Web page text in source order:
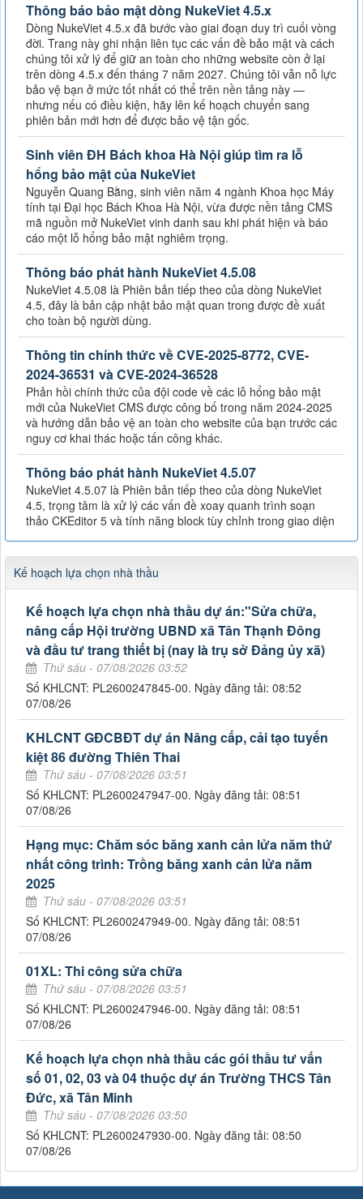
Thông báo bảo mật dòng NukeViet 4.5.x
Dòng NukeViet 4.5.x đã bước vào giai đoạn duy trì cuối vòng
đời. Trang này ghi nhận liên tục các vấn đề bảo mật và cách
chúng tôi xử lý để giữ an toàn cho những website còn ở lại
trên dòng 4.5.x đến tháng 7 năm 2027. Chúng tôi vẫn nỗ lực
bảo vệ bạn ở mức tốt nhất có thể trên nền tảng này —
nhưng nếu có điều kiện, hãy lên kế hoạch chuyển sang
phiên bản mới hơn để được bảo vệ tận gốc.
Sinh viên ĐH Bách khoa Hà Nội giúp tìm ra lỗ
hổng bảo mật của NukeViet
Nguyễn Quang Bằng, sinh viên năm 4 ngành Khoa học Máy
tính tại Đại học Bách Khoa Hà Nội, vừa được nền tảng CMS
mã nguồn mở NukeViet vinh danh sau khi phát hiện và báo
cáo một lỗ hổng bảo mật nghiêm trọng.
Thông báo phát hành NukeViet 4.5.08
NukeViet 4.5.08 là Phiên bản tiếp theo của dòng NukeViet
4.5, đây là bản cập nhật bảo mật quan trong được đề xuất
cho toàn bộ người dùng.
Thông tin chính thức về CVE-2025-8772, CVE-
2024-36531 và CVE-2024-36528
Phản hồi chính thức của đội code về các lỗ hổng bảo mật
mới của NukeViet CMS được công bố trong năm 2024-2025
và hướng dẫn bảo vệ an toàn cho website của bạn trước các
nguy cơ khai thác hoặc tấn công khác.
Thông báo phát hành NukeViet 4.5.07
NukeViet 4.5.07 là Phiên bản tiếp theo của dòng NukeViet
4.5, trọng tâm là xử lý các vấn đề xoay quanh trình soạn
thảo CKEditor 5 và tính năng block tùy chỉnh trong giao diện
Kế hoạch lựa chọn nhà thầu
Kế hoạch lựa chọn nhà thầu dự án:"Sửa chữa,
nâng cấp Hội trường UBND xã Tân Thạnh Đông
và đầu tư trang thiết bị (nay là trụ sở Đảng ủy xã)
Thứ sáu - 07/08/2026 03:52
Số KHLCNT: PL2600247845-00. Ngày đăng tải: 08:52
07/08/26
KHLCNT GĐCBĐT dự án Nâng cấp, cải tạo tuyến
kiệt 86 đường Thiên Thai
Thứ sáu - 07/08/2026 03:51
Số KHLCNT: PL2600247947-00. Ngày đăng tải: 08:51
07/08/26
Hạng mục: Chăm sóc băng xanh cản lửa năm thứ
nhất công trình: Trồng băng xanh cản lửa năm
2025
Thứ sáu - 07/08/2026 03:51
Số KHLCNT: PL2600247949-00. Ngày đăng tải: 08:51
07/08/26
01XL: Thi công sửa chữa
Thứ sáu - 07/08/2026 03:51
Số KHLCNT: PL2600247946-00. Ngày đăng tải: 08:51
07/08/26
Kế hoạch lựa chọn nhà thầu các gói thầu tư vấn
số 01, 02, 03 và 04 thuộc dự án Trường THCS Tân
Đức, xã Tân Minh
Thứ sáu - 07/08/2026 03:50
Số KHLCNT: PL2600247930-00. Ngày đăng tải: 08:50
07/08/26